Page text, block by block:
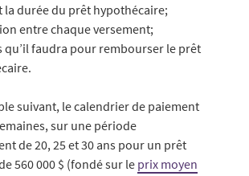
la durée du prêt hypothécaire;
entre chaque versement;
qu’il faudra pour rembourser le prêt
suivant, le calendrier de paiement
sur une période
de 20, 25 et 30 ans pour un prêt
560 000 $ (fondé sur le prix moyen